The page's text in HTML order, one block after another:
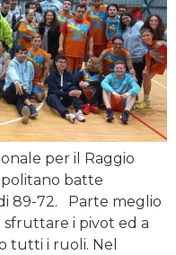
per il Raggio
batte
89-72. Parte meglio
sfruttare i pivot ed a
tutti i ruoli. Nel